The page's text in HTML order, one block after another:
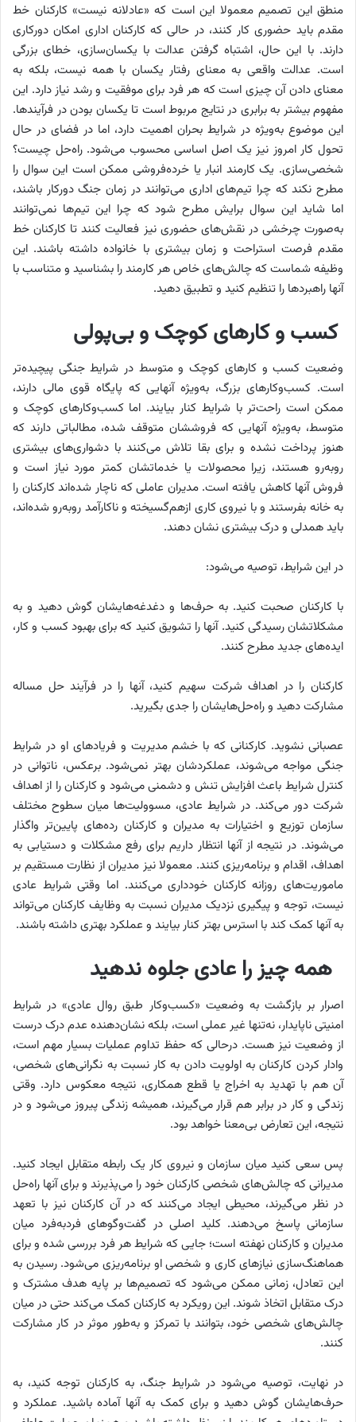
منطق این تصمیم معمولا این است که «عادلانه نیست» کارکنان خط
مقدم باید حضوری کار کنند، در حالی‌ که کارکنان اداری امکان دورکاری
دارند. با این حال، اشتباه گرفتن عدالت با یکسان‌سازی، خطای بزرگی
است. عدالت واقعی به معنای رفتار یکسان با همه نیست، بلکه به
معنای دادن آن چیزی است که هر فرد برای موفقیت و رشد نیاز دارد. این
مفهوم بیشتر به برابری در نتایج مربوط است تا یکسان بودن در فرآیندها.
این موضوع به‌ویژه در شرایط بحران اهمیت دارد، اما در فضای در حال
تحول کار امروز نیز یک اصل اساسی محسوب می‌شود. راه‌حل چیست؟
شخصی‌سازی. یک کارمند انبار یا خرده‌فروشی ممکن است این سوال را
مطرح نکند که چرا تیم‌های اداری می‌توانند در زمان جنگ دورکار باشند،
اما شاید این سوال برایش مطرح شود که چرا این تیم‌ها نمی‌توانند
به‌صورت چرخشی در نقش‌های حضوری نیز فعالیت کنند تا کارکنان خط
مقدم فرصت استراحت و زمان بیشتری با خانواده داشته باشند. این
وظیفه شماست که چالش‌های خاص هر کارمند را بشناسید و متناسب با
آنها راهبردها را تنظیم کنید و تطبیق دهید.
کسب و کارهای کوچک و بی‌پولی
وضعیت کسب ‌و کارهای کوچک و متوسط در شرایط جنگی پیچیده‌تر
است. کسب‌وکارهای بزرگ، به‌ویژه آنهایی که پایگاه قوی مالی دارند،
ممکن است راحت‌تر با شرایط کنار بیایند. اما کسب‌وکارهای کوچک و
متوسط، به‌ویژه آنهایی که فروششان متوقف شده، مطالباتی دارند که
هنوز پرداخت نشده و برای بقا تلاش می‌کنند با دشواری‌های بیشتری
روبه‌رو هستند، زیرا محصولات یا خدماتشان کمتر مورد نیاز است و
فروش آنها کاهش یافته است. مدیران عاملی که ناچار شده‌اند کارکنان را
به خانه بفرستند و با نیروی کاری ازهم‌گسیخته و ناکارآمد روبه‌رو شده‌اند،
باید همدلی و درک بیشتری نشان دهند.
در این شرایط، توصیه می‌شود:
با کارکنان صحبت کنید. به حرف‌ها و دغدغه‌هایشان گوش دهید و به
مشکلاتشان رسیدگی کنید. آنها را تشویق کنید که برای بهبود کسب ‌و کار،
ایده‌های جدید مطرح کنند.
کارکنان را در اهداف شرکت سهیم کنید، آنها را در فرآیند حل مساله
مشارکت دهید و راه‌حل‌هایشان را جدی بگیرید.
عصبانی نشوید. کارکنانی که با خشم مدیریت و فریادهای او در شرایط
جنگی مواجه می‌شوند، عملکردشان بهتر نمی‌شود. برعکس، ناتوانی در
کنترل شرایط باعث افزایش تنش و دشمنی می‌شود و کارکنان را از اهداف
شرکت دور می‌کند. در شرایط عادی، مسوولیت‌ها میان سطوح مختلف
سازمان توزیع و اختیارات به مدیران و کارکنان رده‌های پایین‌تر واگذار
می‌‌شوند. در نتیجه از آنها انتظار داریم برای رفع مشکلات و دستیابی به
اهداف، اقدام و برنامه‌ریزی کنند. معمولا نیز مدیران از نظارت مستقیم بر
ماموریت‌های روزانه کارکنان خودداری می‌کنند. اما وقتی شرایط عادی
نیست، توجه و پیگیری نزدیک مدیران نسبت به وظایف کارکنان می‌تواند
به آنها کمک کند با استرس بهتر کنار بیایند و عملکرد بهتری داشته باشند.
همه چیز را عادی جلوه ندهید
اصرار بر بازگشت به وضعیت «کسب‌وکار طبق روال عادی» در شرایط
امنیتی ناپایدار، نه‌تنها غیر عملی است، بلکه نشان‌دهنده عدم درک درست
از وضعیت نیز هست. درحالی‌ که حفظ تداوم عملیات بسیار مهم است،
وادار کردن کارکنان به اولویت دادن به کار نسبت به نگرانی‌های شخصی،
آن هم با تهدید به اخراج یا قطع همکاری، نتیجه معکوس دارد. وقتی
زندگی و کار در برابر هم قرار می‌گیرند، همیشه زندگی پیروز می‌شود و در
نتیجه، این تعارض بی‌معنا خواهد بود.
پس سعی کنید میان سازمان و نیروی کار یک رابطه متقابل ایجاد کنید.
مدیرانی که چالش‌های شخصی کارکنان خود را می‌پذیرند و برای آنها راه‌حل
در نظر می‌گیرند، محیطی ایجاد می‌کنند که در آن کارکنان نیز با تعهد
سازمانی پاسخ می‌دهند. کلید اصلی در گفت‌وگوهای فردبه‌فرد میان
مدیران و کارکنان نهفته است؛ جایی که شرایط هر فرد بررسی شده و برای
هماهنگ‌سازی نیازهای کاری و شخصی او برنامه‌ریزی می‌شود. رسیدن به
این تعادل، زمانی ممکن می‌شود که تصمیم‌ها بر پایه هدف مشترک و
درک متقابل اتخاذ شوند. این رویکرد به کارکنان کمک می‌کند حتی در میان
چالش‌های شخصی خود، بتوانند با تمرکز و به‌طور موثر در کار مشارکت
کنند.
در نهایت، توصیه می‌شود در شرایط جنگ، به کارکنان توجه کنید، به
حرف‌هایشان گوش دهید و برای کمک به آنها آماده باشید. عملکرد و